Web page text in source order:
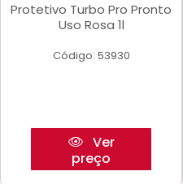
Protetivo Turbo Pro Pronto
Uso Rosa 1l
Código: 53930
Ver
preço